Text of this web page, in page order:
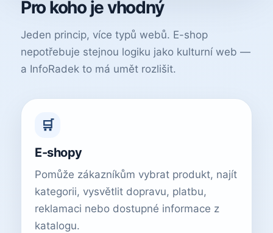
Pro koho je vhodný
Jeden princip, více typů webů. E-shop
nepotřebuje stejnou logiku jako kulturní web —
a InfoRadek to má umět rozlišit.
🛒
E-shopy
Pomůže zákazníkům vybrat produkt, najít
kategorii, vysvětlit dopravu, platbu,
reklamaci nebo dostupné informace z
katalogu.